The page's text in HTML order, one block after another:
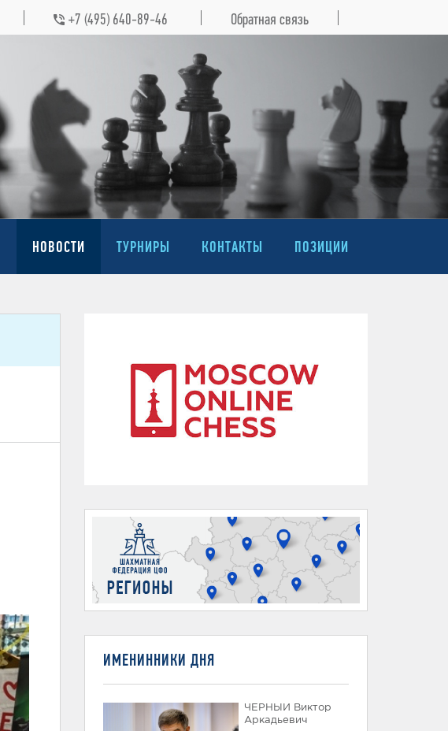
+7 (495) 640-89-46 Обратная связь
НОВОСТИ ТУРНИРЫ КОНТАКТЫ ПОЗИЦИИ
ИМЕНИННИКИ ДНЯ
ЧЕРНЫЙ Виктор
Аркадьевич